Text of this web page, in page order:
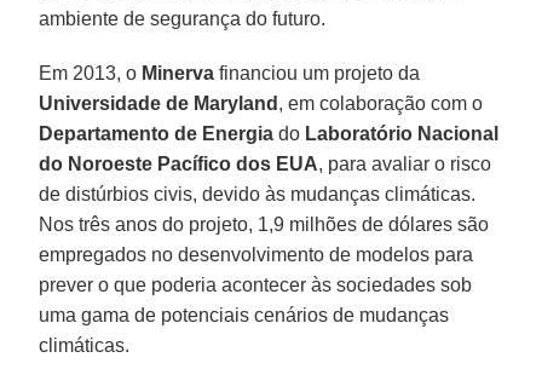
ambiente de segurança do futuro.
Em 2013, o Minerva financiou um projeto da
Universidade de Maryland , em colaboração com o
Departamento de Energia do Laboratório Nacional
do Noroeste Pacífico dos EUA, para avaliar o risco
de distúrbios civis, devido às mudanças climáticas.
Nos três anos do projeto, 1,9 milhões de dólares são
empregados no desenvolvimento de modelos para
prever o que poderia acontecer às sociedades sob
uma gama de potenciais cenários de mudanças
climáticas.